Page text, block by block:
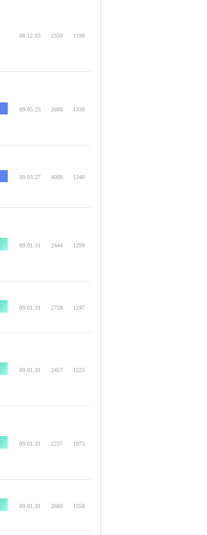
08.12.03 2359 1199
09.05.23 2688 1330
09.03.27 4008 1340
09.01.31 2444 1299
09.01.31 2728 1247
09.01.31 2457 1225
09.01.31 2237 1075
09.01.31 2680 1258